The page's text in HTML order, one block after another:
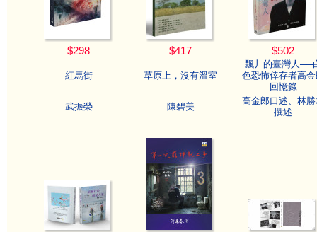
$298 $417 $502
紅馬街 草原上，沒有溫室
飄丿的臺灣人──
色恐怖倖存者高金
回憶錄
武振榮
陳碧美
高金郎口述、林勝
撰述